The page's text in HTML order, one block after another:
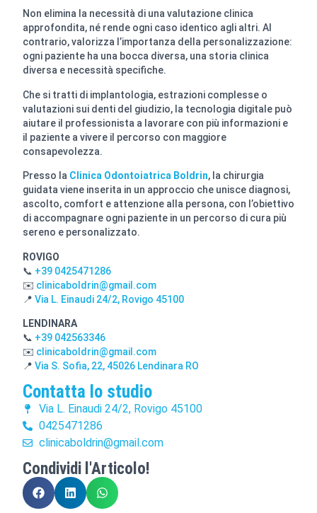
Non elimina la necessità di una valutazione clinica
approfondita, né rende ogni caso identico agli altri. Al
contrario, valorizza l’importanza della personalizzazione:
ogni paziente ha una bocca diversa, una storia clinica
diversa e necessità specifiche.
Che si tratti di implantologia, estrazioni complesse o
valutazioni sui denti del giudizio, la tecnologia digitale può
aiutare il professionista a lavorare con più informazioni e
il paziente a vivere il percorso con maggiore
consapevolezza.
Presso la Clinica Odontoiatrica Boldrin, la chirurgia
guidata viene inserita in un approccio che unisce diagnosi,
ascolto, comfort e attenzione alla persona, con l’obiettivo
di accompagnare ogni paziente in un percorso di cura più
sereno e personalizzato.
ROVIGO
📞 +39 0425471286
✉️ clinicaboldrin@gmail.com
📍 Via L. Einaudi 24/2, Rovigo 45100
LENDINARA
📞 +39 042563346
✉️ clinicaboldrin@gmail.com
📍 Via S. Sofia, 22, 45026 Lendinara RO
Contatta lo studio
Via L. Einaudi 24/2, Rovigo 45100
0425471286
clinicaboldrin@gmail.com
Condividi l'Articolo!